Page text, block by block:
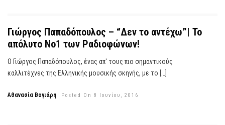
Γιώργος Παπαδόπουλος – “Δεν το αντέχω”| Το
απόλυτο Νο1 των Ραδιοφώνων!
Ο Γιώργος Παπαδόπουλος, ένας απ' τους πιο σημαντικούς
καλλιτέχνες της Ελληνικής μουσικής σκηνής, με το […]
Αθανασία Βογιάρη Posted On 8 Ιουνίου, 2016